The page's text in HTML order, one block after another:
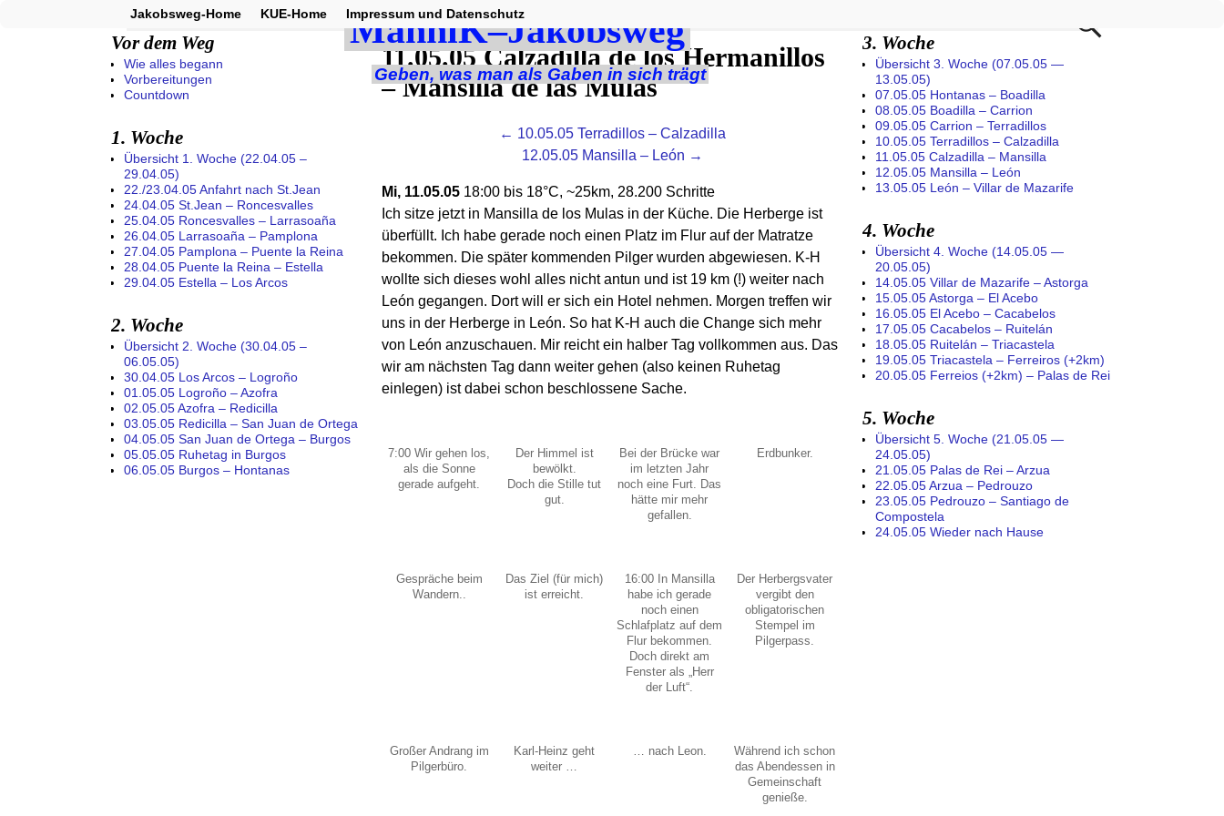
ManniK–Jakobsweg
Geben, was man als Gaben in sich trägt
Jakobsweg-Home KUE-Home Impressum und Datenschutz
Startseite→Übersicht 3. Woche (07.05.05 — 13.05.05)→11.05.05 Calzadilla de los Hermanillos – Mansilla de las Mulas
11.05.05 Calzadilla de los Hermanillos
– Mansilla de las Mulas
← 10.05.05 Terradillos – Calzadilla
12.05.05 Mansilla – León →
Mi, 11.05.05 18:00 bis 18°C, ~25km, 28.200 Schritte
Ich sitze jetzt in Mansilla de los Mulas in der Küche. Die Herberge ist
überfüllt. Ich habe gerade noch einen Platz im Flur auf der Matratze
bekommen. Die später kommenden Pilger wurden abgewiesen. K-H
wollte sich dieses wohl alles nicht antun und ist 19 km (!) weiter nach
León gegangen. Dort will er sich ein Hotel nehmen. Morgen treffen wir
uns in der Herberge in León. So hat K-H auch die Change sich mehr
von León anzuschauen. Mir reicht ein halber Tag vollkommen aus. Das
wir am nächsten Tag dann weiter gehen (also keinen Ruhetag
einlegen) ist dabei schon beschlossene Sache.
7:00 Wir gehen los,
als die Sonne
gerade aufgeht.
Der Himmel ist
bewölkt.
Doch die Stille tut
gut.
Bei der Brücke war
im letzten Jahr
noch eine Furt. Das
hätte mir mehr
gefallen.
Erdbunker.
Gespräche beim
Wandern..
Das Ziel (für mich)
ist erreicht.
16:00 In Mansilla
habe ich gerade
noch einen
Schlafplatz auf dem
Flur bekommen.
Doch direkt am
Fenster als „Herr
der Luft“.
Der Herbergsvater
vergibt den
obligatorischen
Stempel im
Pilgerpass.
Großer Andrang im
Pilgerbüro.
Karl-Heinz geht
weiter …
… nach Leon.
Während ich schon
das Abendessen in
Gemeinschaft
genieße.
Vor dem Weg
Wie alles begann
Vorbereitungen
Countdown
1. Woche
Übersicht 1. Woche (22.04.05 –
29.04.05)
22./23.04.05 Anfahrt nach St.Jean
24.04.05 St.Jean – Roncesvalles
25.04.05 Roncesvalles – Larrasoaña
26.04.05 Larrasoaña – Pamplona
27.04.05 Pamplona – Puente la Reina
28.04.05 Puente la Reina – Estella
29.04.05 Estella – Los Arcos
2. Woche
Übersicht 2. Woche (30.04.05 –
06.05.05)
30.04.05 Los Arcos – Logroño
01.05.05 Logroño – Azofra
02.05.05 Azofra – Redicilla
03.05.05 Redicilla – San Juan de Ortega
04.05.05 San Juan de Ortega – Burgos
05.05.05 Ruhetag in Burgos
06.05.05 Burgos – Hontanas
3. Woche
Übersicht 3. Woche (07.05.05 —
13.05.05)
07.05.05 Hontanas – Boadilla
08.05.05 Boadilla – Carrion
09.05.05 Carrion – Terradillos
10.05.05 Terradillos – Calzadilla
11.05.05 Calzadilla – Mansilla
12.05.05 Mansilla – León
13.05.05 León – Villar de Mazarife
4. Woche
Übersicht 4. Woche (14.05.05 —
20.05.05)
14.05.05 Villar de Mazarife – Astorga
15.05.05 Astorga – El Acebo
16.05.05 El Acebo – Cacabelos
17.05.05 Cacabelos – Ruitelán
18.05.05 Ruitelán – Triacastela
19.05.05 Triacastela – Ferreiros (+2km)
20.05.05 Ferreios (+2km) – Palas de Rei
5. Woche
Übersicht 5. Woche (21.05.05 —
24.05.05)
21.05.05 Palas de Rei – Arzua
22.05.05 Arzua – Pedrouzo
23.05.05 Pedrouzo – Santiago de
Compostela
24.05.05 Wieder nach Hause